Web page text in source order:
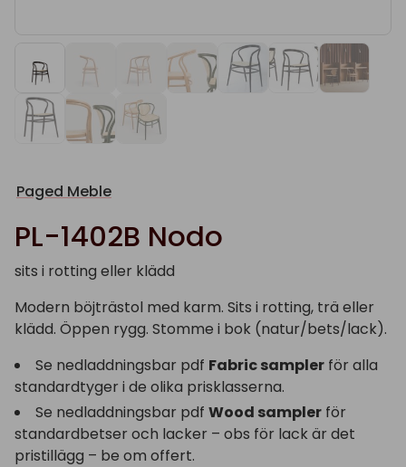
Paged Meble
PL-1402B Nodo
sits i rotting eller klädd
Modern böjträstol med karm. Sits i rotting, trä eller
klädd. Öppen rygg. Stomme i bok (natur/bets/lack).
Se nedladdningsbar pdf Fabric sampler för alla
standardtyger i de olika prisklasserna.
Se nedladdningsbar pdf Wood sampler för
standardbetser och lacker – obs för lack är det
pristillägg – be om offert.